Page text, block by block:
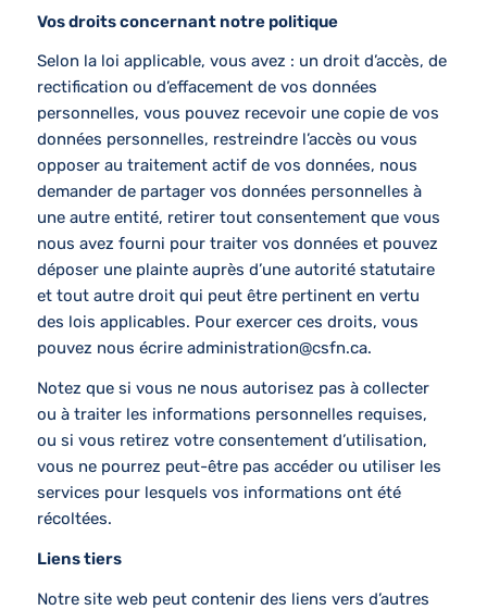
Vos droits concernant notre politique
Selon la loi applicable, vous avez : un droit d’accès, de
rectification ou d’effacement de vos données
personnelles, vous pouvez recevoir une copie de vos
données personnelles, restreindre l’accès ou vous
opposer au traitement actif de vos données, nous
demander de partager vos données personnelles à
une autre entité, retirer tout consentement que vous
nous avez fourni pour traiter vos données et pouvez
déposer une plainte auprès d’une autorité statutaire
et tout autre droit qui peut être pertinent en vertu
des lois applicables. Pour exercer ces droits, vous
pouvez nous écrire administration@csfn.ca.
Notez que si vous ne nous autorisez pas à collecter
ou à traiter les informations personnelles requises,
ou si vous retirez votre consentement d’utilisation,
vous ne pourrez peut-être pas accéder ou utiliser les
services pour lesquels vos informations ont été
récoltées.
Liens tiers
Notre site web peut contenir des liens vers d’autres